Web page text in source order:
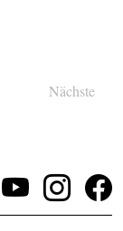
Nächste